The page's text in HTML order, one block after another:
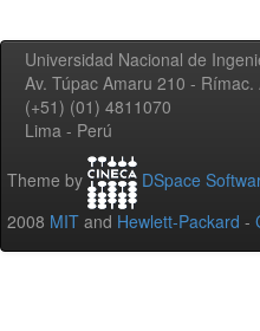
Universidad Nacional de
Av. Túpac Amaru 210 - Rímac.
(+51) (01) 4811070
Lima - Perú
Theme by DSpace
2008 MIT and Hewlett-Packard -